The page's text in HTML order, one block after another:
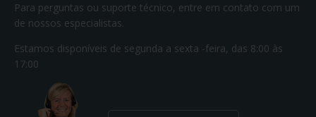
Para perguntas ou suporte técnico, entre em contato com um
de nossos especialistas.
Estamos disponíveis de segunda a sexta -feira, das 8:00 às
17:00